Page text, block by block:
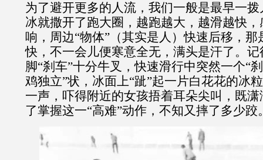
为了避开更多的人流，我们一般是最早一
冰就撒开了跑大圈，越跑越大，越滑越快
响，周边“物体”（其实是人）快速后移，
快，不一会儿便寒意全无，满头是汗了。
脚“刹车”十分牛叉，快速滑行中突然一个“
鸡独立”状，冰面上“跐”起一片白花花的冰
一声，吓得附近的女孩捂着耳朵尖叫，既
了掌握这一“高难”动作，不知又摔了多少跤